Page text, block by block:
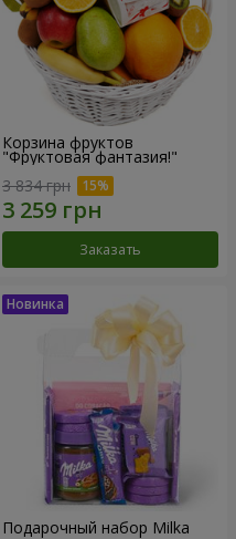
Корзина фруктов
"Фруктовая фантазия!"
3 834 грн
Заказать
Подарочный набор Milka